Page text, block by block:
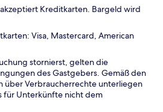
Kreditkarten. Bargeld wird
Visa, Mastercard, American
stornierst, gelten die
des Gastgebers. Gemäß den
über Verbraucherrechte unterliegen
für Unterkünfte nicht dem